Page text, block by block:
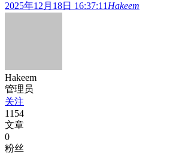
2025年12月18日 16:37:11 Hakeem
Hakeem
管理员
关注
1154
文章
0
粉丝